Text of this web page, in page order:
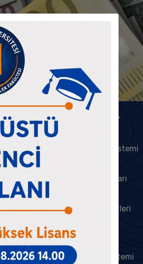
Bağlantılar
Öğrenci Bilgi Sistemi
Sınav Programları
Ders Bilgi Paketleri
Yönergeler
Mezun Bilgi Sistemi